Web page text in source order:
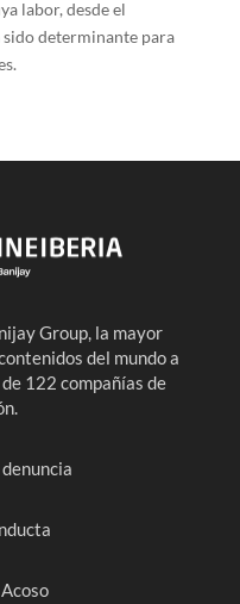
labor, desde el
determinante para
Group, la mayor
del mundo a
122 compañías de